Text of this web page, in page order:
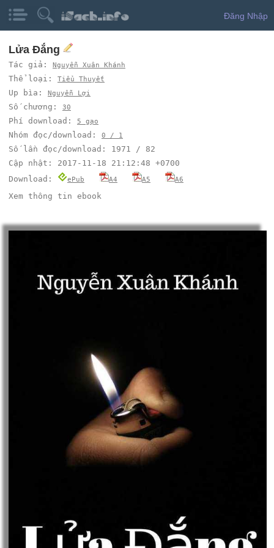
Đăng Nhập
Lửa Đắng
Tác giả: Nguyễn Xuân Khánh
Thể loại: Tiểu Thuyết
Up bìa: Nguyễn Lợi
Số chương: 30
Phí download: 5 gạo
Nhóm đọc/download: 0 / 1
Số lần đọc/download: 1971 / 82
Cập nhật: 2017-11-18 21:12:48 +0700
Download:
ePub A4 A5 A6
Xem thông tin ebook